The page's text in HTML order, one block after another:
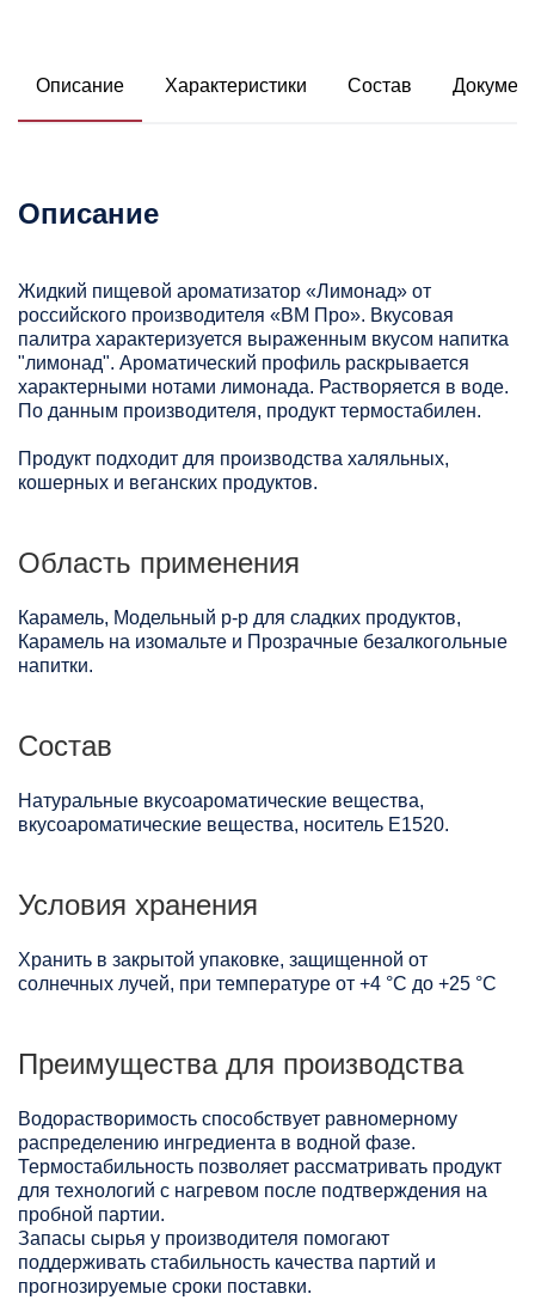
Описание Характеристики Состав
Описание
Жидкий пищевой ароматизатор «Лимонад» от
российского производителя «ВМ Про». Вкусовая
палитра характеризуется выраженным вкусом напитка
"лимонад". Ароматический профиль раскрывается
характерными нотами лимонада. Растворяется в воде.
По данным производителя, продукт термостабилен.
Продукт подходит для производства халяльных,
кошерных и веганских продуктов.
Область применения
Карамель, Модельный р-р для сладких продуктов,
Карамель на изомальте и Прозрачные безалкогольные
напитки.
Состав
Натуральные вкусоароматические вещества,
вкусоароматические вещества, носитель Е1520.
Условия хранения
Хранить в закрытой упаковке, защищенной от
солнечных лучей, при температуре от +4 °C до +25 °C
Преимущества для производства
Водорастворимость способствует равномерному
распределению ингредиента в водной фазе.
Термостабильность позволяет рассматривать продукт
для технологий с нагревом после подтверждения на
пробной партии.
Запасы сырья у производителя помогают
поддерживать стабильность качества партий и
прогнозируемые сроки поставки.